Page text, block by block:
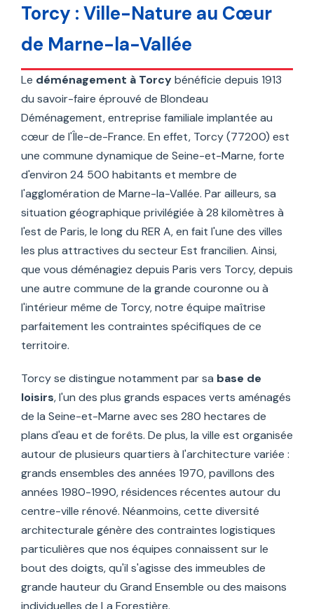
Torcy : Ville-Nature au Cœur
de Marne-la-Vallée
Le déménagement à Torcybénéficie depuis 1913
du savoir-faire éprouvé de Blondeau
Déménagement, entreprise familiale implantée au
cœur de l'Île-de-France. En effet, Torcy (77200) est
une commune dynamique de Seine-et-Marne, forte
d'environ 24 500 habitants et membre de
l'agglomération de Marne-la-Vallée. Par ailleurs, sa
situation géographique privilégiée à 28 kilomètres à
l'est de Paris, le long du RER A, en fait l'une des villes
les plus attractives du secteur Est francilien. Ainsi,
que vous déménagiez depuis Paris vers Torcy, depuis
une autre commune de la grande couronne ou à
l'intérieur même de Torcy, notre équipe maîtrise
parfaitement les contraintes spécifiques de ce
territoire.
Torcy se distingue notamment par sa base de
loisirs, l'un des plus grands espaces verts aménagés
de la Seine-et-Marne avec ses 280 hectares de
plans d'eau et de forêts. De plus, la ville est organisée
autour de plusieurs quartiers à l'architecture variée :
grands ensembles des années 1970, pavillons des
années 1980-1990, résidences récentes autour du
centre-ville rénové. Néanmoins, cette diversité
architecturale génère des contraintes logistiques
particulières que nos équipes connaissent sur le
bout des doigts, qu'il s'agisse des immeubles de
grande hauteur du Grand Ensemble ou des maisons
individuelles de La Forestière.